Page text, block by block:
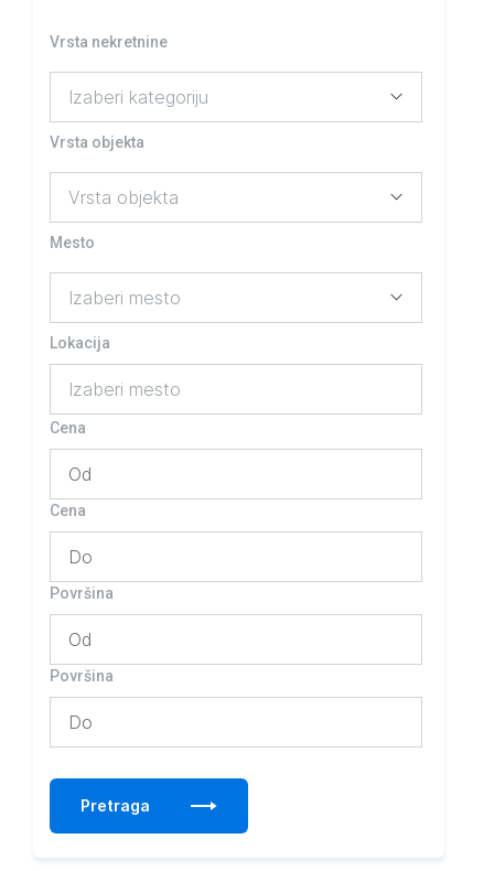
Vrsta nekretnine
Vrsta objekta
Mesto
Lokacija
Izaberi mesto
Cena
Cena
Površina
Površina
Pretraga